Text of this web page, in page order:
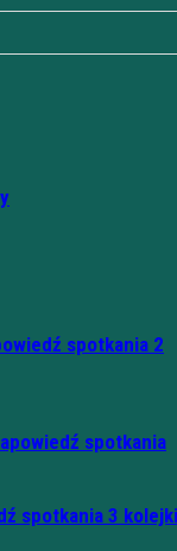
spotkania 2
spotkania
spotkania 3 kolejki